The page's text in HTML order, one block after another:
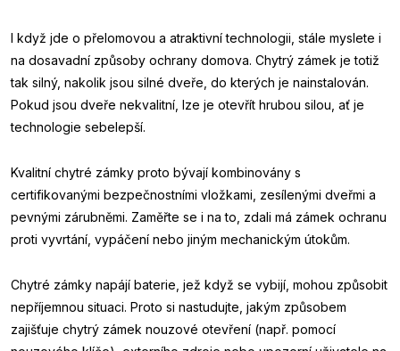
I když jde o přelomovou a atraktivní technologii, stále myslete i
na dosavadní způsoby ochrany domova. Chytrý zámek je totiž
tak silný, nakolik jsou silné dveře, do kterých je nainstalován.
Pokud jsou dveře nekvalitní, lze je otevřít hrubou silou, ať je
technologie sebelepší.
Kvalitní chytré zámky proto bývají kombinovány s
certifikovanými bezpečnostními vložkami, zesílenými dveřmi a
pevnými zárubněmi. Zaměřte se i na to, zdali má zámek ochranu
proti vyvrtání, vypáčení nebo jiným mechanickým útokům.
Chytré zámky napájí baterie, jež když se vybijí, mohou způsobit
nepříjemnou situaci. Proto si nastudujte, jakým způsobem
zajišťuje chytrý zámek nouzové otevření (např. pomocí